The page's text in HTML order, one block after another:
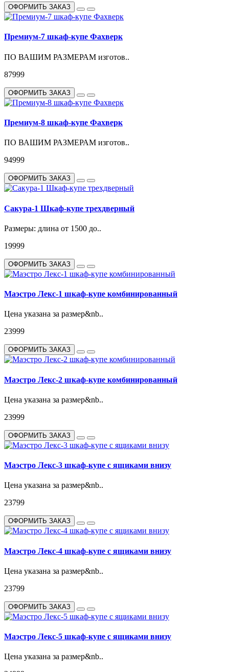
ОФОРМИТЬ ЗАКАЗ
Премиум-7 шкаф-купе Фахверк
ПО ВАШИМ РАЗМЕРАМ изготов..
87999
ОФОРМИТЬ ЗАКАЗ
Премиум-8 шкаф-купе Фахверк
ПО ВАШИМ РАЗМЕРАМ изготов..
94999
ОФОРМИТЬ ЗАКАЗ
Сакура-1 Шкаф-купе трехдверный
Размеры: длина от 1500 до..
19999
ОФОРМИТЬ ЗАКАЗ
Маэстро Лекс-1 шкаф-купе комбинированный
Цена указана за размер&nb..
23999
ОФОРМИТЬ ЗАКАЗ
Маэстро Лекс-2 шкаф-купе комбинированный
Цена указана за размер&nb..
23999
ОФОРМИТЬ ЗАКАЗ
Маэстро Лекс-3 шкаф-купе с ящиками внизу
Цена указана за размер&nb..
23799
ОФОРМИТЬ ЗАКАЗ
Маэстро Лекс-4 шкаф-купе с ящиками внизу
Цена указана за размер&nb..
23799
ОФОРМИТЬ ЗАКАЗ
Маэстро Лекс-5 шкаф-купе с ящиками внизу
Цена указана за размер&nb..